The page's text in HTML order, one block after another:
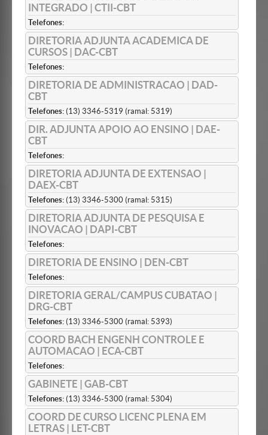
INTEGRADO | CTII-CBT
Telefones:
DIRETORIA ADJUNTA ACADEMICA DE
CURSOS | DAC-CBT
Telefones:
DIRETORIA DE ADMINISTRACAO | DAD-
CBT
Telefones: (13) 3346-5319 (ramal: 5319)
DIR. ADJUNTA APOIO AO ENSINO | DAE-
CBT
Telefones:
DIRETORIA ADJUNTA DE EXTENSAO |
DAEX-CBT
Telefones: (13) 3346-5300 (ramal: 5315)
DIRETORIA ADJUNTA DE PESQUISA E
INOVACAO | DAPI-CBT
Telefones:
DIRETORIA DE ENSINO | DEN-CBT
Telefones:
DIRETORIA GERAL/CAMPUS CUBATAO |
DRG-CBT
Telefones: (13) 3346-5300 (ramal: 5393)
COORD BACH ENGENH CONTROLE E
AUTOMACAO | ECA-CBT
Telefones:
GABINETE | GAB-CBT
Telefones: (13) 3346-5300 (ramal: 5304)
COORD DE CURSO LICENC PLENA EM
LETRAS | LET-CBT